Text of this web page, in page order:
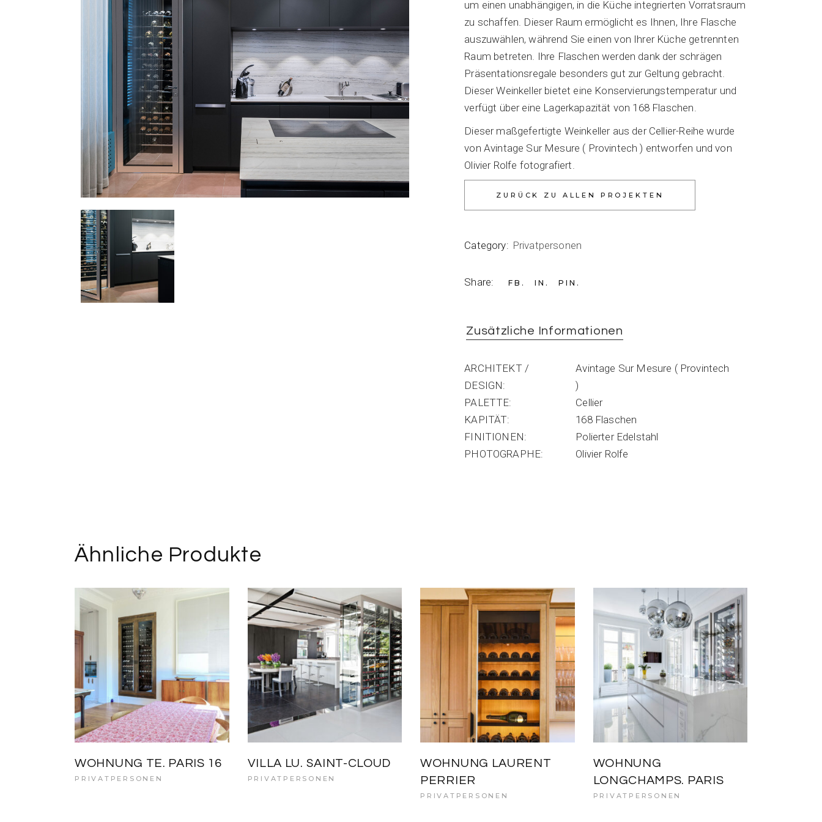
um einen unabhängigen, in die Küche integrierten Vorratsraum
zu schaffen. Dieser Raum ermöglicht es Ihnen, Ihre Flasche
auszuwählen, während Sie einen von Ihrer Küche getrennten
Raum betreten. Ihre Flaschen werden dank der schrägen
Präsentationsregale besonders gut zur Geltung gebracht.
Dieser Weinkeller bietet eine Konservierungstemperatur und
verfügt über eine Lagerkapazität von 168 Flaschen.
Dieser maßgefertigte Weinkeller aus der Cellier-Reihe wurde
von Avintage Sur Mesure ( Provintech ) entworfen und von
Olivier Rolfe fotografiert.
Category: Privatpersonen
Share: FB IN PIN
Zusätzliche Informationen
ARCHITEKT /
DESIGN
Avintage Sur Mesure ( Provintech
)
PALETTE
Cellier
KAPITÄT
168 Flaschen
FINITIONEN
Polierter Edelstahl
PHOTOGRAPHE
Olivier Rolfe
Ähnliche Produkte
WOHNUNG TE. PARIS 16
PRIVATPERSONEN
VILLA LU. SAINT-CLOUD
PRIVATPERSONEN
WOHNUNG LAURENT
PERRIER
PRIVATPERSONEN
WOHNUNG
LONGCHAMPS. PARIS
PRIVATPERSONEN